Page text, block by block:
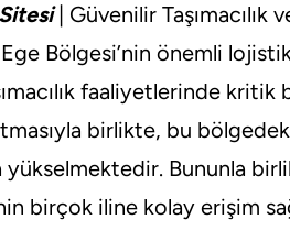
| Güvenilir
Bölgesi’nin önemli
faaliyetlerinde
birlikte, bu
Bununla
birçok iline kolay erişim